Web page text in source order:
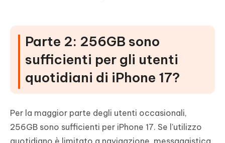
Parte 2: 256GB sono
sufficienti per gli utenti
quotidiani di iPhone 17?
Per la maggior parte degli utenti occasionali,
256GB sono sufficienti per iPhone 17. Se l'utilizzo
quotidiano è limitato a navigazione, messaggistica,